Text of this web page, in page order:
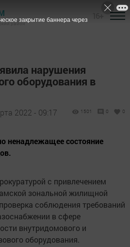
район
нарушения
оборудования в
2022 - 09:17 1501 0 0
ненадлежащее состояние
с привлечением
зональной жилищной
соблюдения требований
в сфере
внутридомового и
оборудования.
закрытие баннера через